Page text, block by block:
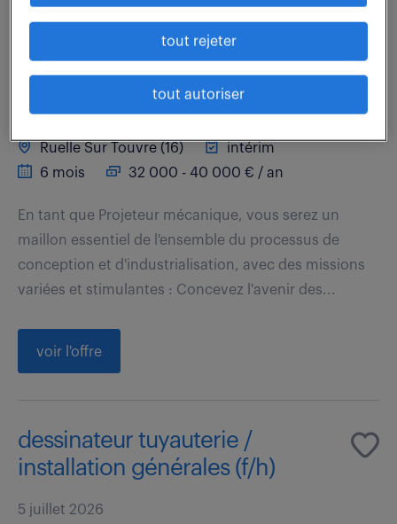
chargé d'études mécaniques
naval (f/h)
6 juillet 2026
Ruelle Sur Touvre (16)
intérim
6 mois
32 000 - 40 000 € / an
En tant que Projeteur mécanique, vous serez un
maillon essentiel de l'ensemble du processus de
conception et d'industrialisation, avec des missions
variées et stimulantes : Concevez l'avenir des...
voir l'offre
dessinateur tuyauterie /
installation générales (f/h)
5 juillet 2026
tout rejeter
tout autoriser